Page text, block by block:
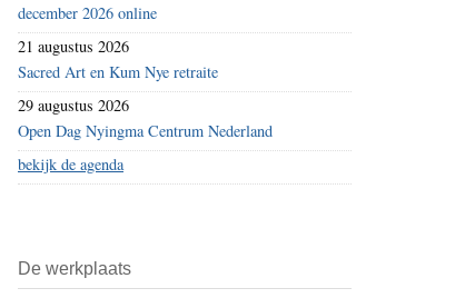
december 2026 online
21 augustus 2026
Sacred Art en Kum Nye retraite
29 augustus 2026
Open Dag Nyingma Centrum Nederland
bekijk de agenda
De werkplaats